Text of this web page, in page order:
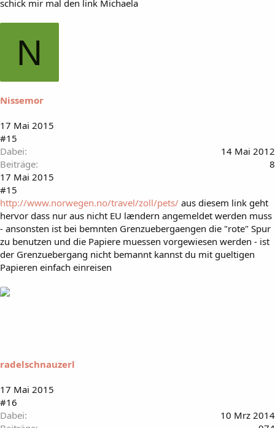
schick mir mal den link Michaela
N
Nissemor
17 Mai 2015
#15
Dabei
14 Mai 2012
Beiträge
8
17 Mai 2015
#15
http://www.norwegen.no/travel/zoll/pets/ aus diesem link geht
hervor dass nur aus nicht EU lændern angemeldet werden muss
- ansonsten ist bei bemnten Grenzuebergaengen die "rote" Spur
zu benutzen und die Papiere muessen vorgewiesen werden - ist
der Grenzuebergang nicht bemannt kannst du mit gueltigen
Papieren einfach einreisen
radelschnauzerl
17 Mai 2015
#16
Dabei
10 Mrz 2014